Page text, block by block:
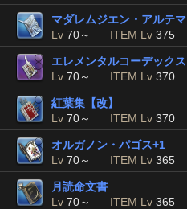
マダレムジエン・アルテマ
Lv 70～ ITEM Lv 375
エレメンタルコーデックス
Lv 70～ ITEM Lv 370
紅葉集【改】
Lv 70～ ITEM Lv 370
オルガノン・パゴス+1
Lv 70～ ITEM Lv 365
月読命文書
Lv 70～ ITEM Lv 365